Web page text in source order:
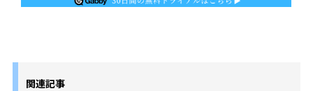
関連記事